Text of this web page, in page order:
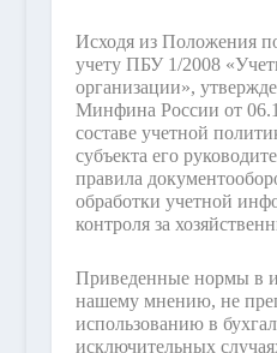
Исходя из Положения
учету ПБУ 1/2008
организации»,
Минфина России от
составе учетной
субъекта его
правила
обработки учетной
контроля за
Приведенные нормы в
нашему мнению, не
использованию в
исключительных